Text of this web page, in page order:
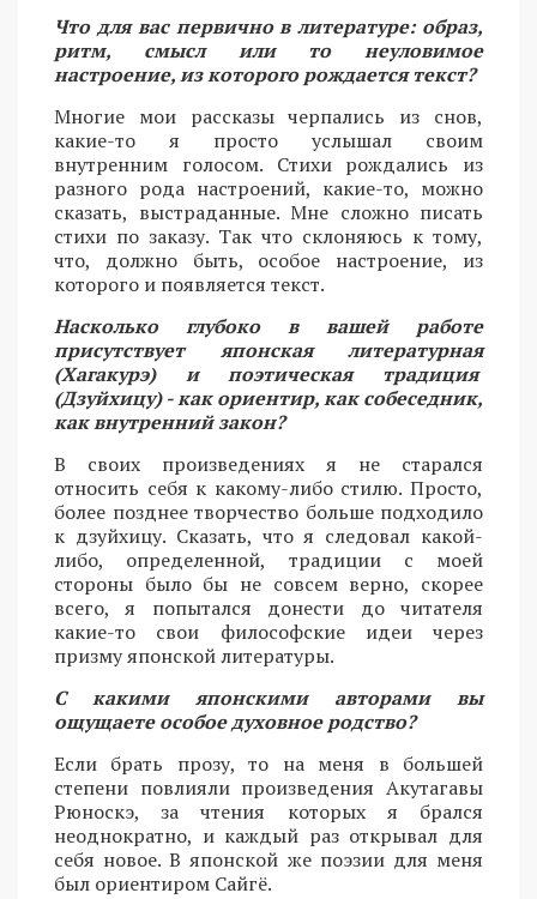
Что для вас первично в литературе: образ,
ритм, смысл или то неуловимое
настроение, из которого рождается текст?
Многие мои рассказы черпались из снов,
какие-то я просто услышал своим
внутренним голосом. Стихи рождались из
разного рода настроений, какие-то, можно
сказать, выстраданные. Мне сложно писать
стихи по заказу. Так что склоняюсь к тому,
что, должно быть, особое настроение, из
которого и появляется текст.
Насколько глубоко в вашей работе
присутствует японская литературная
(Хагакурэ) и поэтическая традиция
(Дзуйхицу) - как ориентир, как собеседник,
как внутренний закон?
В своих произведениях я не старался
относить себя к какому-либо стилю. Просто,
более позднее творчество больше подходило
к дзуйхицу. Сказать, что я следовал какой-
либо, определенной, традиции с моей
стороны было бы не совсем верно, скорее
всего, я попытался донести до читателя
какие-то свои философские идеи через
призму японской литературы.
С какими японскими авторами вы
ощущаете особое духовное родство?
Если брать прозу, то на меня в большей
степени повлияли произведения Акутагавы
Рюноскэ, за чтения которых я брался
неоднократно, и каждый раз открывал для
себя новое. В японской же поэзии для меня
был ориентиром Сайгё.